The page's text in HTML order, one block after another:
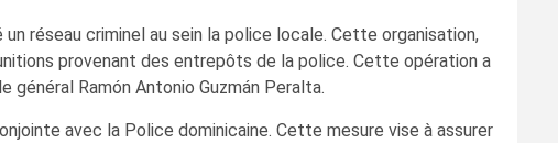
réseau criminel au sein la police locale. Cette organisation,
provenant des entrepôts de la police. Cette opération a
Ramón Antonio Guzmán Peralta.
avec la Police dominicaine. Cette mesure vise à assurer